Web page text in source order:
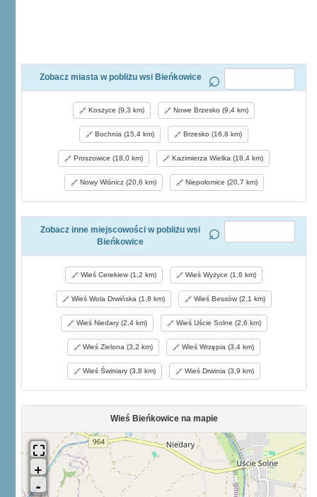
Zobacz miasta w pobliżu wsi Bieńkowice
Koszyce (9,3 km) Nowe Brzesko (9,4 km)
Bochnia (15,4 km) Brzesko (16,8 km)
Proszowice (18,0 km) Kazimierza Wielka (18,4 km)
Nowy Wiśnicz (20,6 km) Niepołomice (20,7 km)
Zobacz inne miejscowości w pobliżu wsi
Bieńkowice
Wieś Cerekiew (1,2 km) Wieś Wyżyce (1,6 km)
Wieś Wola Drwińska (1,8 km) Wieś Bessów (2,1 km)
Wieś Niedary (2,4 km) Wieś Uście Solne (2,6 km)
Wieś Zielona (3,2 km) Wieś Wrzępia (3,4 km)
Wieś Świniary (3,8 km) Wieś Drwinia (3,9 km)
Wieś Bieńkowice na mapie